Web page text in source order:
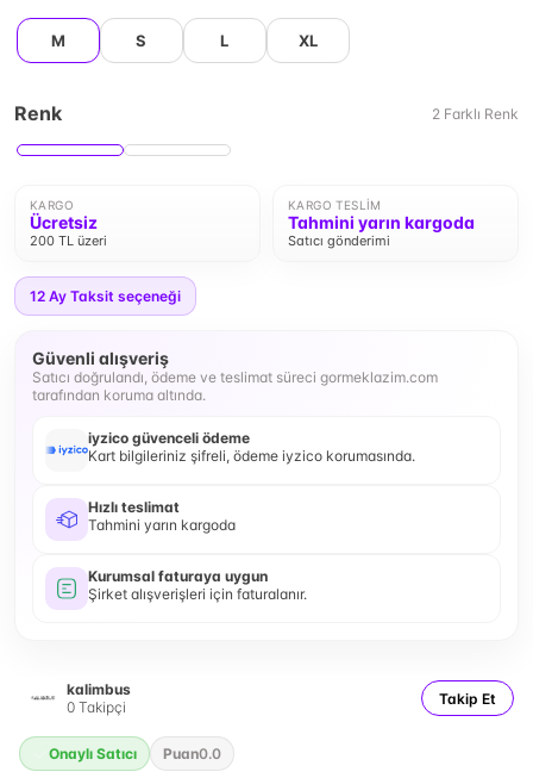
M S L XL
Renk 2 Farklı Renk
KARGO
Ücretsiz
200 TL üzeri
KARGO TESLIM
Tahmini yarın kargoda
Satıcı gönderimi
12 Ay Taksit seçeneği
Güvenli alışveriş
Satıcı doğrulandı, ödeme ve teslimat süreci gormeklazim.com
tarafından koruma altında.
iyzico güvenceli ödeme
Kart bilgileriniz şifreli, ödeme iyzico korumasında.
Hızlı teslimat
Tahmini yarın kargoda
Kurumsal faturaya uygun
Şirket alışverişleri için faturalanır.
kalimbus
0 Takipçi Takip Et
Onaylı Satıcı Puan0.0